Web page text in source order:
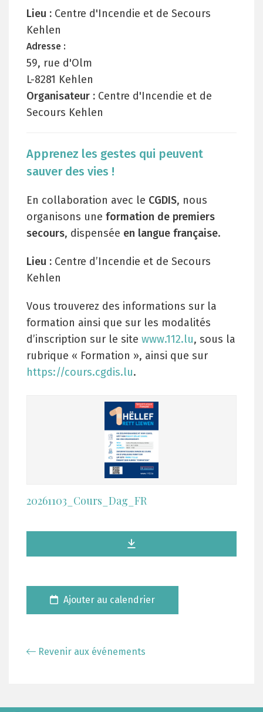
Lieu : Centre d'Incendie et de Secours
Kehlen
Adresse :
59, rue d'Olm
L-8281 Kehlen
Organisateur : Centre d'Incendie et de
Secours Kehlen
Apprenez les gestes qui peuvent
sauver des vies !
En collaboration avec le CGDIS, nous
organisons une formation de premiers
secours, dispensée en langue française.
Lieu : Centre d’Incendie et de Secours
Kehlen
Vous trouverez des informations sur la
formation ainsi que sur les modalités
d’inscription sur le site www.112.lu, sous la
rubrique « Formation », ainsi que sur
https://cours.cgdis.lu.
20261103_Cours_Dag_FR
Ajouter au calendrier
Revenir aux événements